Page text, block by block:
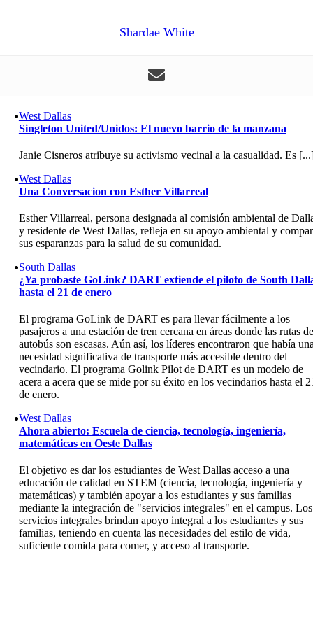
Shardae White
West Dallas
Singleton United/Unidos: El nuevo barrio de la manzana
Janie Cisneros atribuye su activismo vecinal a la casualidad. Es
West Dallas
Una Conversacion con Esther Villarreal
Esther Villarreal, persona designada al comisión ambiental de
y residente de West Dallas, refleja en su apoyo ambiental y
sus esparanzas para la salud de su comunidad.
South Dallas
¿Ya probaste GoLink? DART extiende el piloto de South
hasta el 21 de enero
El programa GoLink de DART es para llevar fácilmente a los
pasajeros a una estación de tren cercana en áreas donde las rutas de
autobús son escasas. Aún así, los líderes encontraron que había
necesidad significativa de transporte más accesible dentro del
vecindario. El programa Golink Pilot de DART es un modelo de
acera a acera que se mide por su éxito en los vecindarios hasta el
de enero.
West Dallas
Ahora abierto: Escuela de ciencia, tecnología, ingeniería,
matemáticas en Oeste Dallas
El objetivo es dar los estudiantes de West Dallas acceso a una
educación de calidad en STEM (ciencia, tecnología, ingeniería y
matemáticas) y también apoyar a los estudiantes y sus familias
mediante la integración de "servicios integrales" en el campus. Los
servicios integrales brindan apoyo integral a los estudiantes y sus
familias, teniendo en cuenta las necesidades del estilo de vida,
suficiente comida para comer, y acceso al transporte.